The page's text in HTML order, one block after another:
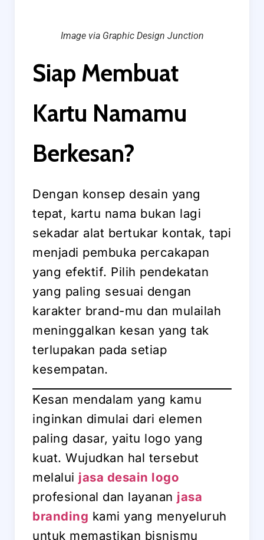
Image via Graphic Design Junction
Siap Membuat
Kartu Namamu
Berkesan?
Dengan konsep desain yang
tepat, kartu nama bukan lagi
sekadar alat bertukar kontak, tapi
menjadi pembuka percakapan
yang efektif. Pilih pendekatan
yang paling sesuai dengan
karakter brand-mu dan mulailah
meninggalkan kesan yang tak
terlupakan pada setiap
kesempatan.
Kesan mendalam yang kamu
inginkan dimulai dari elemen
paling dasar, yaitu logo yang
kuat. Wujudkan hal tersebut
melalui jasa desain logo
profesional dan layanan jasa
branding kami yang menyeluruh
untuk memastikan bisnismu